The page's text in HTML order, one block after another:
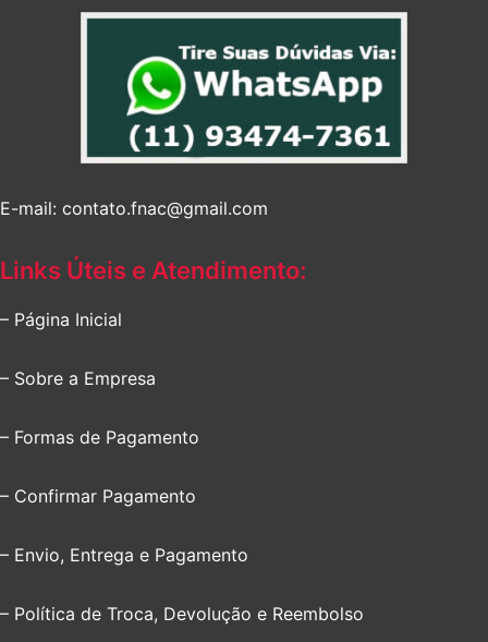
E-mail: contato.fnac@gmail.com
Links Úteis e Atendimento:
– Página Inicial
– Sobre a Empresa
– Formas de Pagamento
– Confirmar Pagamento
– Envio, Entrega e Pagamento
– Política de Troca, Devolução e Reembolso